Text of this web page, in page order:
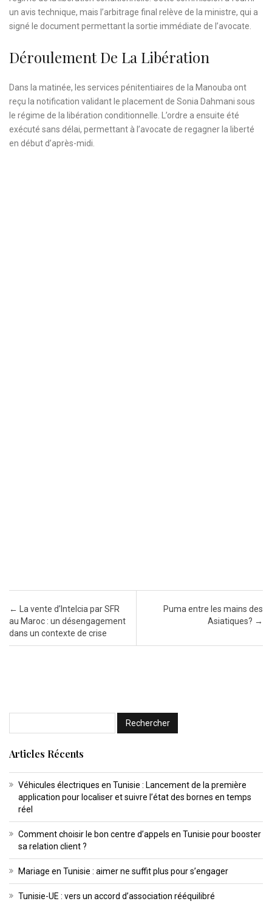
un avis technique, mais l’arbitrage final relève de la ministre, qui a
signé le document permettant la sortie immédiate de l’avocate.
Déroulement De La Libération
Dans la matinée, les services pénitentiaires de la Manouba ont
reçu la notification validant le placement de Sonia Dahmani sous
le régime de la libération conditionnelle. L’ordre a ensuite été
exécuté sans délai, permettant à l’avocate de regagner la liberté
en début d’après-midi.
Post navigation
←
La vente d’Intelcia par SFR
au Maroc : un désengagement
dans un contexte de crise
Puma entre les mains des
Asiatiques? →
Articles Récents
Véhicules électriques en Tunisie : Lancement de la première
application pour localiser et suivre l’état des bornes en temps
réel
Comment choisir le bon centre d’appels en Tunisie pour booster
sa relation client ?
Mariage en Tunisie : aimer ne suffit plus pour s’engager
Tunisie-UE : vers un accord d’association rééquilibré